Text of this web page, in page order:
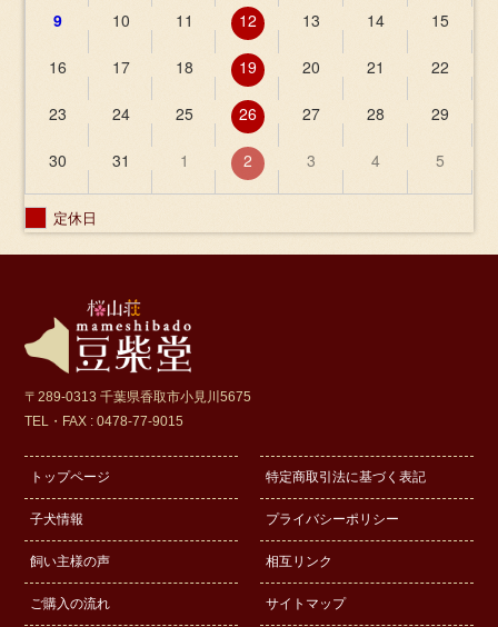
9 10 11 12 13 14 15
16 17 18 19 20 21 22
23 24 25 26 27 28 29
30 31 1 2 3 4 5
定休日
〒289-0313 千葉県香取市小見川5675
TEL・FAX : 0478-77-9015
トップページ
子犬情報
飼い主様の声
ご購入の流れ
特定商取引法に基づく表記
プライバシーポリシー
相互リンク
サイトマップ